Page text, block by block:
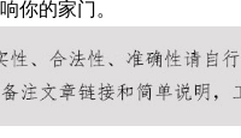
你的家门。